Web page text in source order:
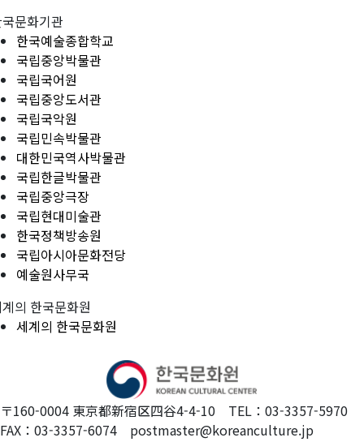
문화기관
한국예술종합학교
국립중앙박물관
국립국어원
국립중앙도서관
국립국악원
국립민속박물관
대한민국역사박물관
국립한글박물관
국립중앙극장
국립현대미술관
한국정책방송원
국립아시아문화전당
예술원사무국
의 한국문화원
세계의 한국문화원
〒160-0004 東京都新宿区四谷4-4-10 TEL：03-3357-5970
FAX：03-3357-6074 postmaster@koreanculture.jp